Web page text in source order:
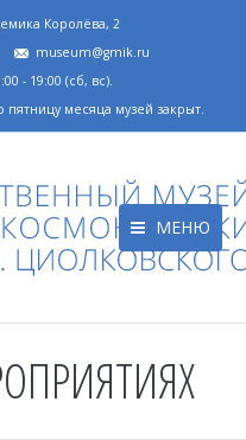
Королёва, 2
museum@gmik.ru
- 19:00 (сб, вс).
месяца музей закрыт.
МЕНЮ